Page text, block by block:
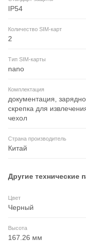
IP54
Количество SIM-карт
2
Тип SIM-карты
nano
Комплектация
документация,
скрепка для
чехол
Страна производитель
Китай
Другие технические
Цвет
Черный
Высота
167.26 мм